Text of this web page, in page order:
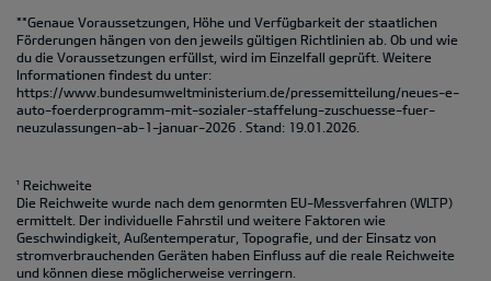
**Genaue Voraussetzungen, Höhe und Verfügbarkeit der staatlichen
Förderungen hängen von den jeweils gültigen Richtlinien ab. Ob und wie
du die Voraussetzungen erfüllst, wird im Einzelfall geprüft. Weitere
Informationen findest du unter:
https://www.bundesumweltministerium.de/pressemitteilung/neues-e-
auto-foerderprogramm-mit-sozialer-staffelung-zuschuesse-fuer-
neuzulassungen-ab-1-januar-2026 . Stand: 19.01.2026.
¹ Reichweite
Die Reichweite wurde nach dem genormten EU-Messverfahren (WLTP)
ermittelt. Der individuelle Fahrstil und weitere Faktoren wie
Geschwindigkeit, Außentemperatur, Topografie‚ und der Einsatz von
stromverbrauchenden Geräten haben Einfluss auf die reale Reichweite
und können diese möglicherweise verringern.